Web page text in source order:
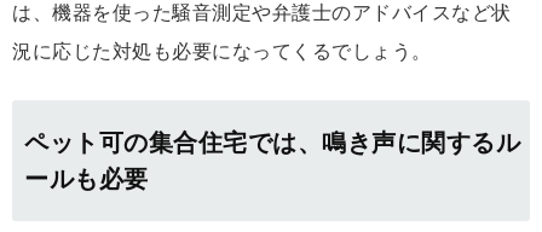
は、機器を使った騒音測定や弁護士のアドバイスなど状
況に応じた対処も必要になってくるでしょう。
ペット可の集合住宅では、鳴き声に関するル
ールも必要